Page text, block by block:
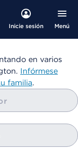
Inicie sesión Menú
en varios
Infórmese
familia.